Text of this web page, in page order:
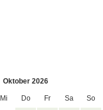
Oktober 2026
Mi Do Fr Sa So